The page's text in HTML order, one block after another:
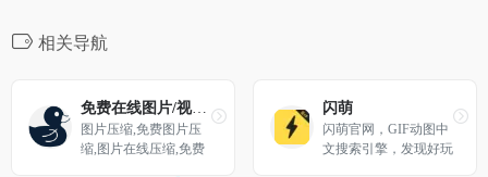
相关导航
免费在线图片/视频压缩工具
图片压缩,免费图片压
缩,图片在线压缩,免费
闪萌
闪萌官网，GIF动图中
文搜索引擎，发现好玩